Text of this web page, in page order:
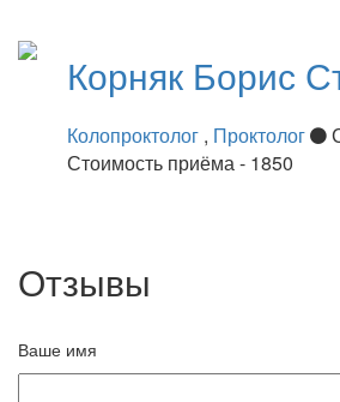
Корняк Борис
Колопроктолог , Проктолог
Стоимость приёма - 1850
Отзывы
Ваше имя